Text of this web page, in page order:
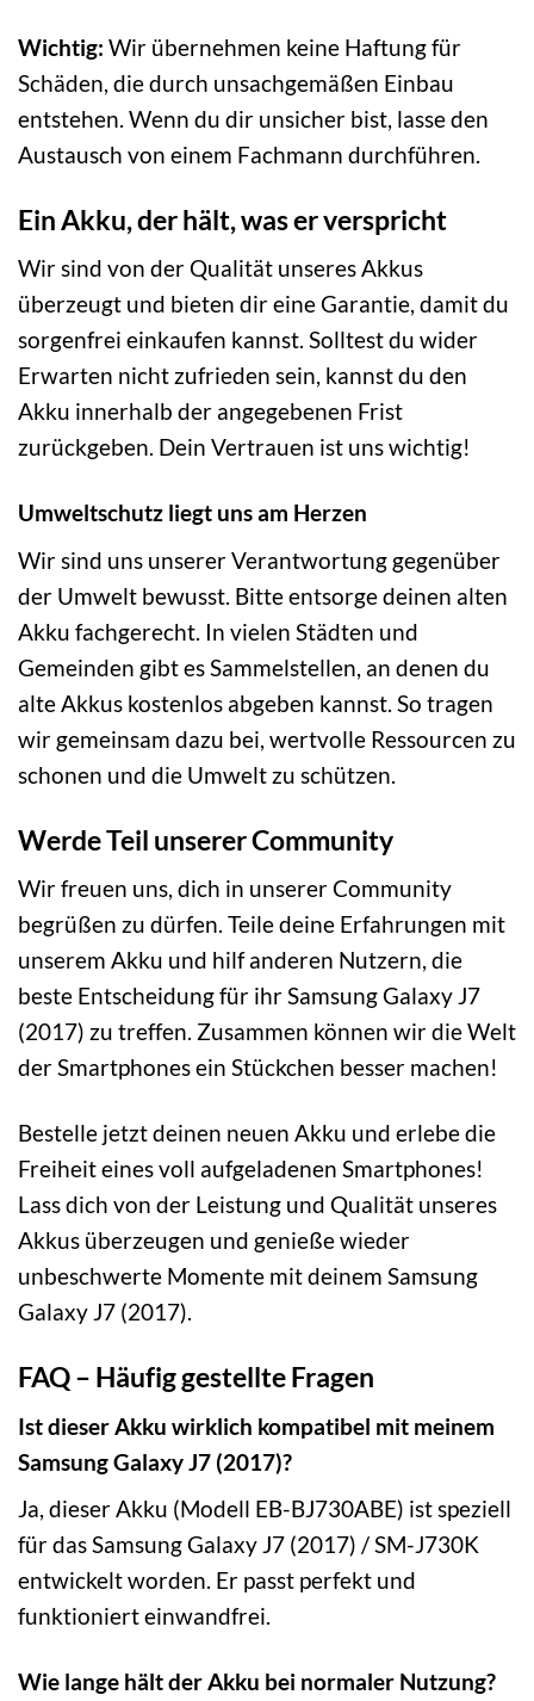
Wichtig: Wir übernehmen keine Haftung für
Schäden, die durch unsachgemäßen Einbau
entstehen. Wenn du dir unsicher bist, lasse den
Austausch von einem Fachmann durchführen.
Ein Akku, der hält, was er verspricht
Wir sind von der Qualität unseres Akkus
überzeugt und bieten dir eine Garantie, damit du
sorgenfrei einkaufen kannst. Solltest du wider
Erwarten nicht zufrieden sein, kannst du den
Akku innerhalb der angegebenen Frist
zurückgeben. Dein Vertrauen ist uns wichtig!
Umweltschutz liegt uns am Herzen
Wir sind uns unserer Verantwortung gegenüber
der Umwelt bewusst. Bitte entsorge deinen alten
Akku fachgerecht. In vielen Städten und
Gemeinden gibt es Sammelstellen, an denen du
alte Akkus kostenlos abgeben kannst. So tragen
wir gemeinsam dazu bei, wertvolle Ressourcen zu
schonen und die Umwelt zu schützen.
Werde Teil unserer Community
Wir freuen uns, dich in unserer Community
begrüßen zu dürfen. Teile deine Erfahrungen mit
unserem Akku und hilf anderen Nutzern, die
beste Entscheidung für ihr Samsung Galaxy J7
(2017) zu treffen. Zusammen können wir die Welt
der Smartphones ein Stückchen besser machen!
Bestelle jetzt deinen neuen Akku und erlebe die
Freiheit eines voll aufgeladenen Smartphones!
Lass dich von der Leistung und Qualität unseres
Akkus überzeugen und genieße wieder
unbeschwerte Momente mit deinem Samsung
Galaxy J7 (2017).
FAQ – Häufig gestellte Fragen
Ist dieser Akku wirklich kompatibel mit meinem
Samsung Galaxy J7 (2017)?
Ja, dieser Akku (Modell EB-BJ730ABE) ist speziell
für das Samsung Galaxy J7 (2017) / SM-J730K
entwickelt worden. Er passt perfekt und
funktioniert einwandfrei.
Wie lange hält der Akku bei normaler Nutzung?